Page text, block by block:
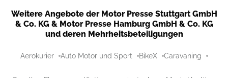
Weitere Angebote der Motor Presse Stuttgart GmbH
& Co. KG & Motor Presse Hamburg GmbH & Co. KG
und deren Mehrheitsbeteiligungen
Aerokurier Auto Motor und Sport BikeX Caravaning